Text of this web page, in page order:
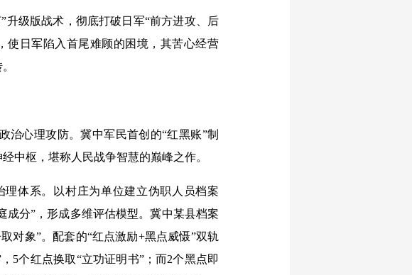
级版战术，彻底打破日军“前方进攻、后
使日军陷入首尾难顾的困境，其苦心经营
心理攻防。冀中军民首创的“红黑账”制
中枢，堪称人民战争智慧的巅峰之作。
体系。以村庄为单位建立伪职人员档案
成分”，形成多维评估模型。冀中某县档案
对象”。配套的“红点激励+黑点威慑”双轨
5个红点换取“立功证明书”；而2个黑点即